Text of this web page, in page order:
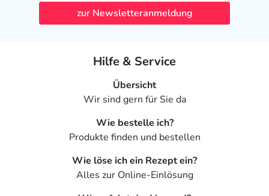
- Überempfindlichkeit
- Innere Unruhe
- Brustenge (Angina pectoris)-ähnliche Beschwerden
- Kreislaufzusammenbruch (Kreislaufkollaps) bei
- Hautausschlag
- Nesselausschlag (Urtikaria)
zur Newsletteranmeldung
Hilfe & Service
Übersicht
Wir sind gern für Sie da
Wie bestelle ich?
Produkte finden und bestellen
Wie löse ich ein Rezept ein?
Alles zur Online-Einlösung